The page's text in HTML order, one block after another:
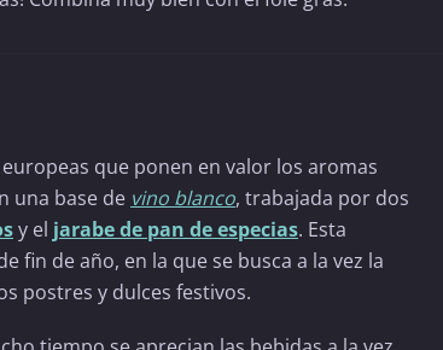
que ponen en valor los aromas
una base de vino blanco, trabajada por dos
y el jarabe de pan de especias. Esta
fin de año, en la que se busca a la vez la
postres y dulces festivos.